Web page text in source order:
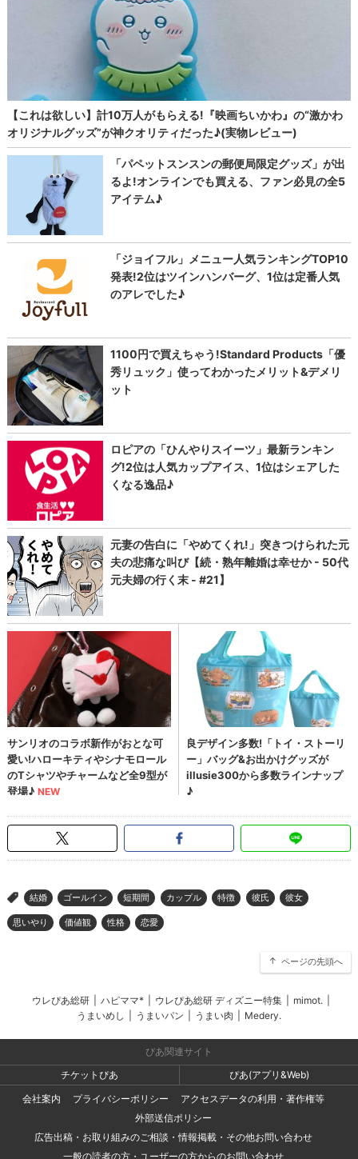
> 結婚 ゴールイン 短期間 カップル 特徴 彼氏 彼女
思いやり 価値観 性格 恋愛
ページの先頭へ
ウレぴあ総研 ハピママ* ウレぴあ総研 ディズニー特集 mimot.
うまいめし
うまいパン うまい肉 Medery.
ぴあ関連サイト
チケットぴあ
ぴあ(アプリ&Web)
会社案内
プライバシーポリシー
アクセスデータの利用・著作権等
外部送信ポリシー
広告出稿・お取り組みのご相談・情報掲載・その他お問い合わせ
一般の読者の方・ユーザーの方からのお問い合わせ